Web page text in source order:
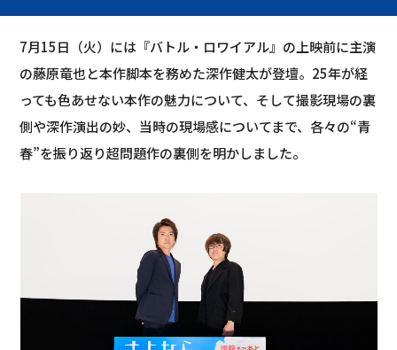
7月15日（火）には『バトル・ロワイアル』の上映前に主演
の藤原竜也と本作脚本を務めた深作健太が登壇。25年が経
っても色あせない本作の魅力について、そして撮影現場の裏
側や深作演出の妙、当時の現場感についてまで、各々の“青
春”を振り返り超問題作の裏側を明かしました。